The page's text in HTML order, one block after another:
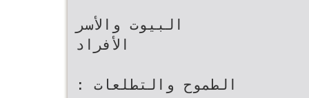
‫البيوت والأسر‬
‫الأفراد‬
‫الطموح والتطلعات ‪:‬‬